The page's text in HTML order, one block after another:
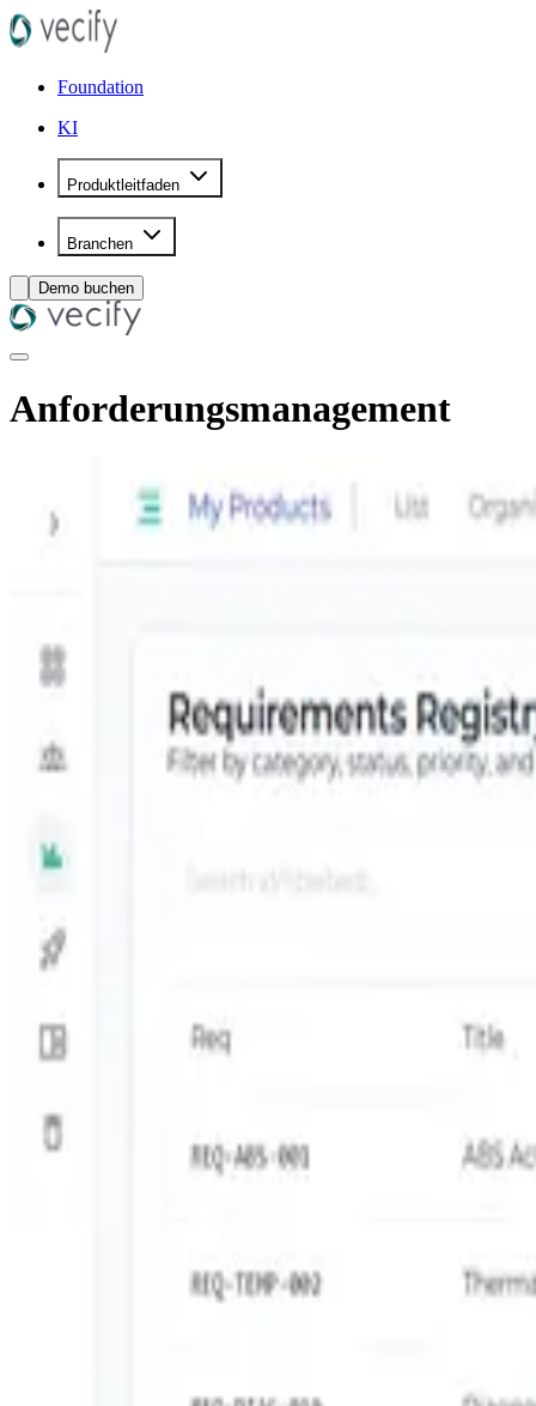
Foundation
KI
Produktleitfaden
Branchen
Demo buchen
Anforderungsmanagement